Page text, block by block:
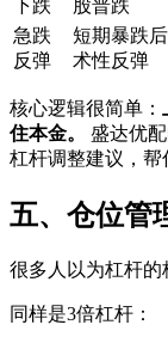
下跌 股普跌
急跌
反弹
短期暴跌
术性反弹
核心逻辑很简单：‌
住本金。
盛达优
杠杆调整建议，帮
五、仓位管
很多人以为杠杆的
同样是3倍杠杆：